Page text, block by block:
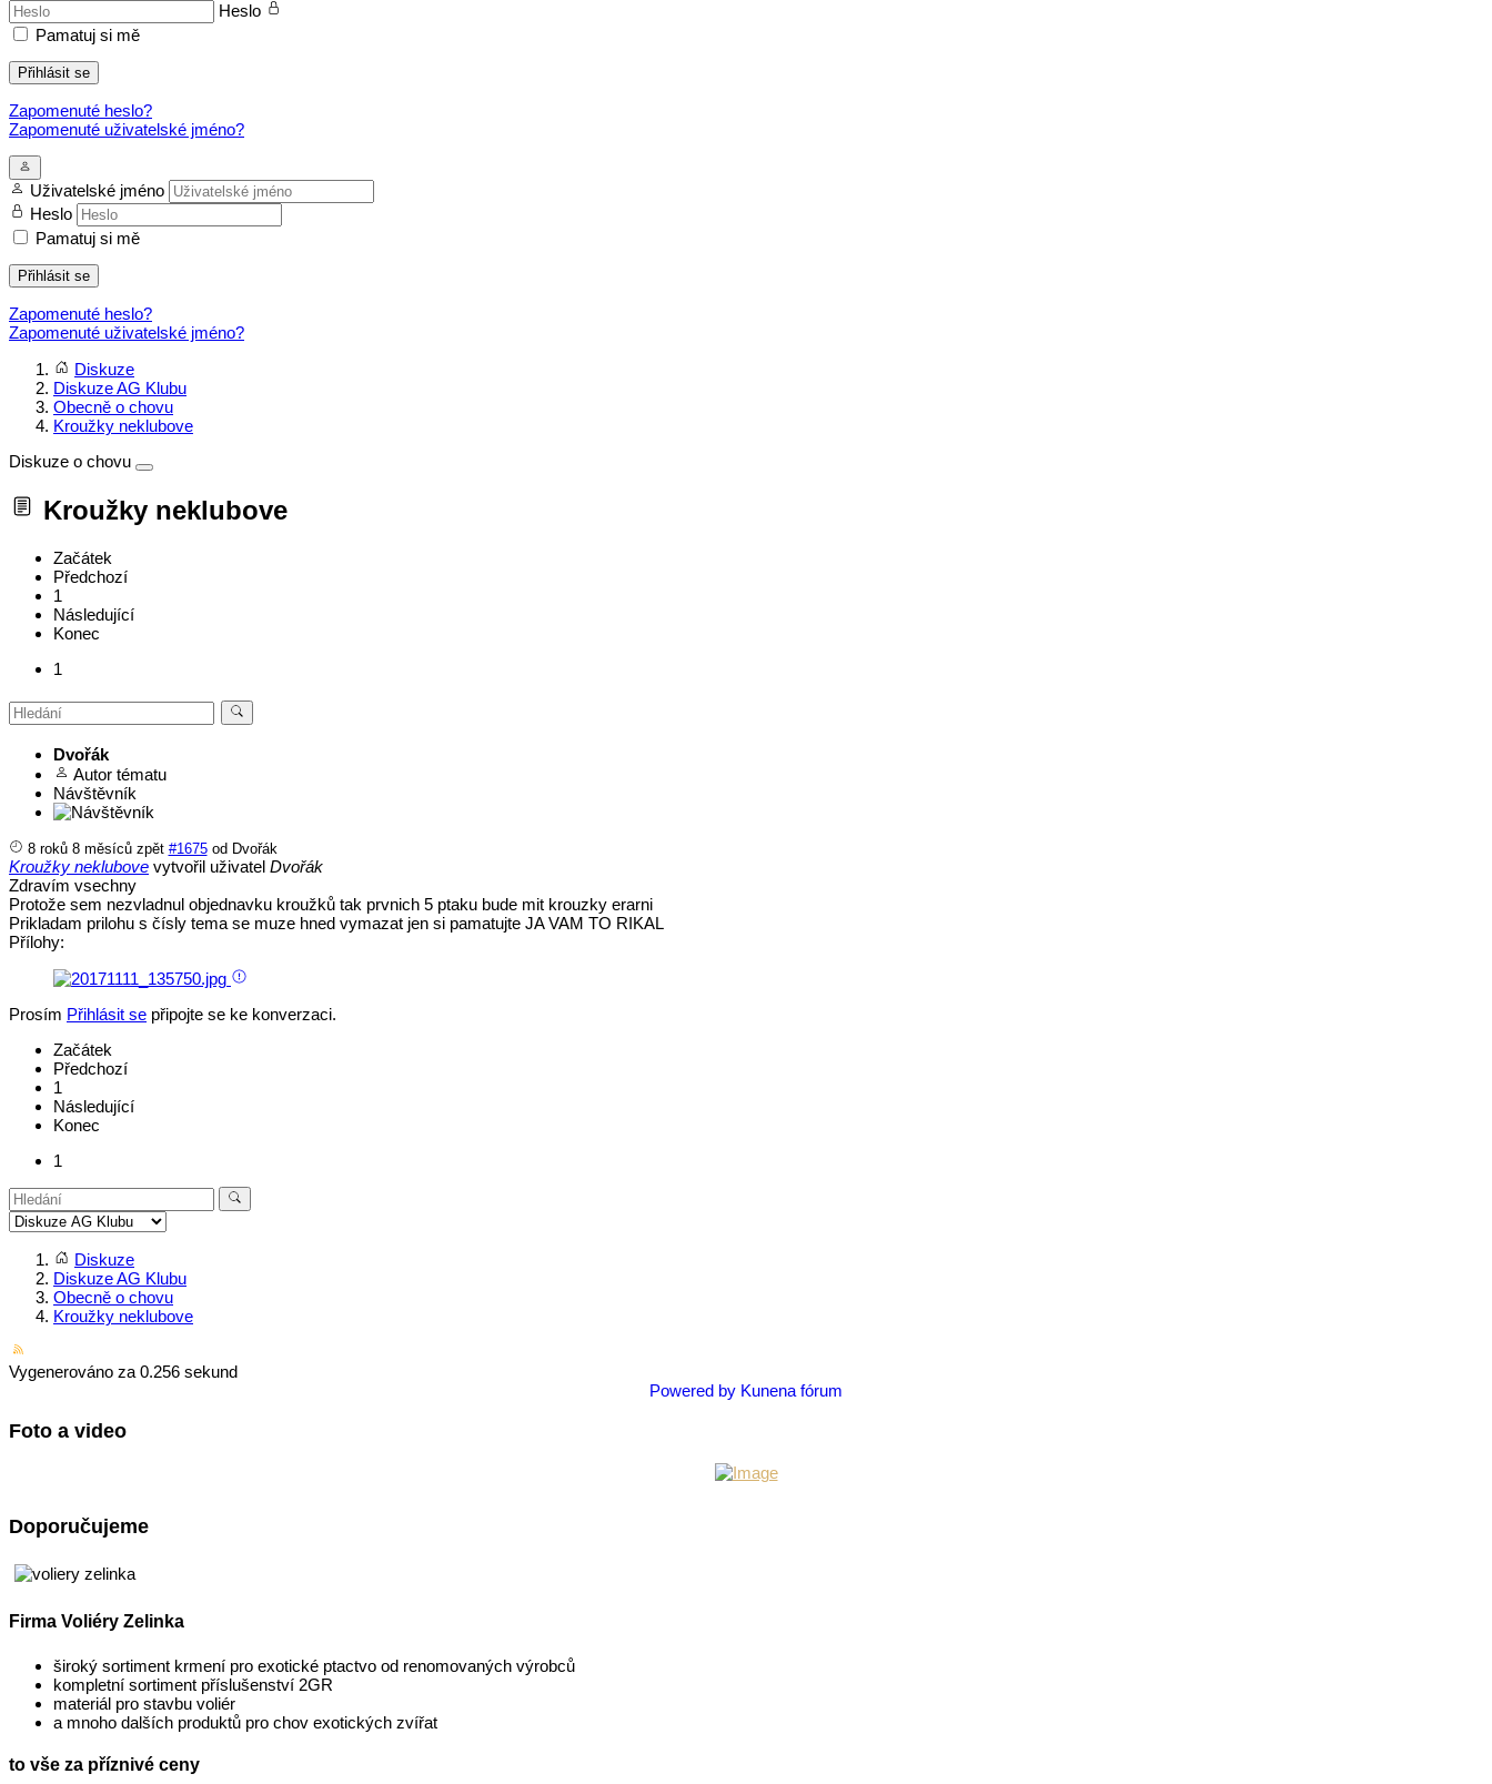
Heslo
Pamatuj si mě
Přihlásit se
Zapomenuté heslo?
Zapomenuté uživatelské jméno?
Uživatelské jméno
Heslo
Pamatuj si mě
Přihlásit se
Zapomenuté heslo?
Zapomenuté uživatelské jméno?
Diskuze
Diskuze AG Klubu
Obecně o chovu
Kroužky neklubove
Diskuze o chovu
Kroužky neklubove
Začátek
Předchozí
1
Následující
Konec
1
Dvořák
Autor tématu
Návštěvník
8 roků 8 měsíců zpět #1675 od Dvořák
Kroužky neklubove vytvořil uživatel Dvořák
Zdravím vsechny
Protože sem nezvladnul objednavku kroužků tak prvnich 5 ptaku bude mit krouzky erarni
Prikladam prilohu s čísly tema se muze hned vymazat jen si pamatujte JA VAM TO RIKAL
Přílohy:
Prosím Přihlásit se připojte se ke konverzaci.
Začátek
Předchozí
1
Následující
Konec
1
Diskuze
Diskuze AG Klubu
Obecně o chovu
Kroužky neklubove
Vygenerováno za 0.256 sekund
Powered by Kunena fórum
Foto a video
Doporučujeme
Firma Voliéry Zelinka
široký sortiment krmení pro exotické ptactvo od renomovaných výrobců
kompletní sortiment příslušenství 2GR
materiál pro stavbu voliér
a mnoho dalších produktů pro chov exotických zvířat
to vše za příznivé ceny